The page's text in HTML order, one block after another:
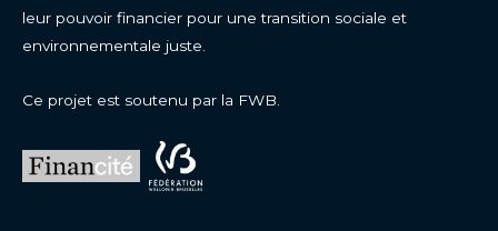
leur pouvoir financier pour une transition sociale et
environnementale juste.
Ce projet est soutenu par la FWB.